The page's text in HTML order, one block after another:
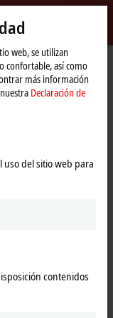
myBeckhoff
IP65
1400 in a stainless
web, se utilizan
confortable, así como
más información
Declaración de
uso del sitio web para
contenidos